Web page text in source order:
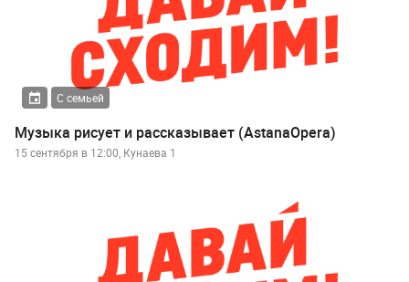
С семьей
Музыка рисует и рассказывает (AstanaOpera)
15 сентября в 12:00, Кунаева 1